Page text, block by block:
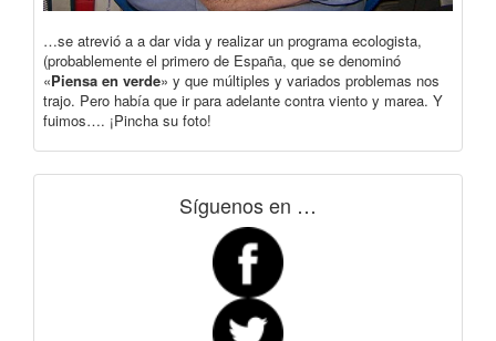
…se atrevió a a dar vida y realizar un programa ecologista,
(probablemente el primero de España, que se denominó
«Piensa en verde» y que múltiples y variados problemas nos
trajo. Pero había que ir para adelante contra viento y marea. Y
fuimos…. ¡Pincha su foto!
Síguenos en …